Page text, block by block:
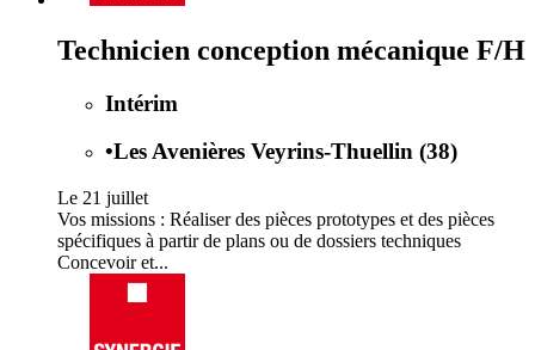
Technicien conception mécanique F/H
Intérim
•Les Avenières Veyrins-Thuellin (38)
Le 21 juillet
Vos missions : Réaliser des pièces prototypes et des pièces
spécifiques à partir de plans ou de dossiers techniques
Concevoir et...